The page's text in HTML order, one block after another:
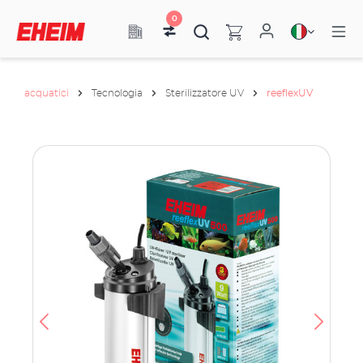
0
acquatici Tecnologia Sterilizzatore UV reeflexUV